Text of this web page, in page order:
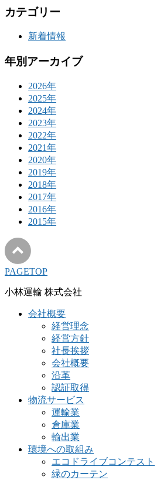
カテゴリー
新着情報
年別アーカイブ
2026年
2025年
2024年
2023年
2022年
2021年
2020年
2019年
2018年
2017年
2016年
2015年
PAGETOP
小林運輸 株式会社
会社概要
経営理念
経営方針
社長挨拶
会社概要
沿革
認証取得
物流サービス
運輸業
倉庫業
輸出業
環境への取組み
エコドライブコンテスト
緑のカーテン